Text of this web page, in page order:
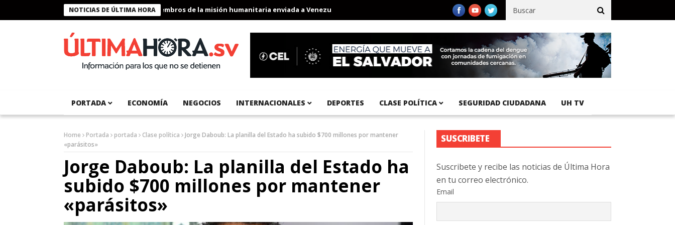
NOTICIAS DE ÚLTIMA HORA
Presidente Bukele condecora a miembros de la misión humanitaria enviada a Venezuela Aeropuerto Internacional del Pacífico registra 92 % de avance en obras de terracería
PORTADA ECONOMÍA NEGOCIOS INTERNACIONALES DEPORTES CLASE POLÍTICA SEGURIDAD CIUDADANA UH TV
Home Portada portada Clase política
Jorge Daboub: La planilla del Estado ha subido $700 millones por mantener
«parásitos»
Jorge Daboub: La planilla del Estado ha
subido $700 millones por mantener
«parásitos»
SUSCRIBETE
Suscribete y recibe las noticias de Última Hora
en tu correo electrónico.
Email